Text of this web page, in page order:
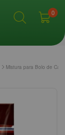
0
Mistura para Bolo de